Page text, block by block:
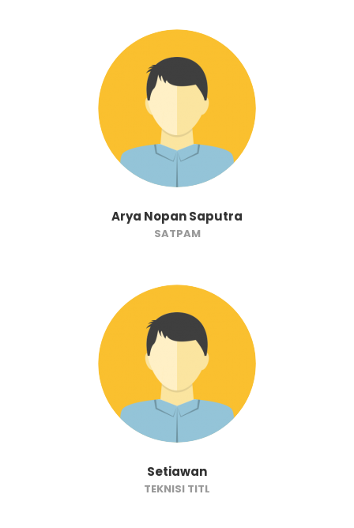
Arya Nopan Saputra
SATPAM
Setiawan
TEKNISI TITL